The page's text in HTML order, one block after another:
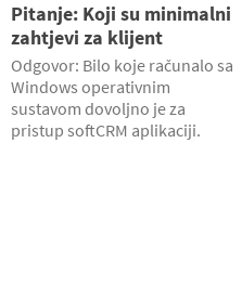
Pitanje: Koji su minimalni
zahtjevi za klijent
računalo?
Odgovor: Bilo koje računalo sa
Windows operativnim
sustavom dovoljno je za
pristup softCRM aplikaciji.